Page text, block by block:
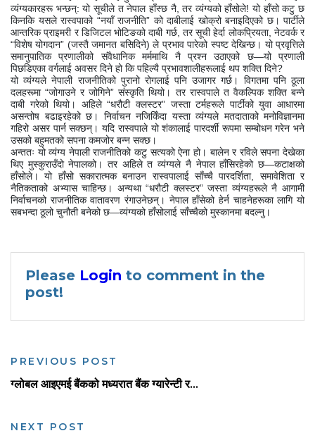
व्यंग्यकारहरू भन्छन्: यो सूचीले त नेपाल हाँस्छ नै, तर व्यंग्यको हाँसोले! यो हाँसो कटु छ
किनकि यसले रास्वपाको “नयाँ राजनीति” को दाबीलाई खोक्रो बनाइदिएको छ। पार्टीले
आन्तरिक प्राइमरी र डिजिटल भोटिङको दाबी गर्छ, तर सूची हेर्दा लोकप्रियता, नेटवर्क र
“विशेष योगदान” (जस्तै जमानत बसिदिने) ले प्रभाव पारेको स्पष्ट देखिन्छ। यो प्रवृत्तिले
समानुपातिक प्रणालीको संवैधानिक मर्ममाथि नै प्रश्न उठाएको छ—यो प्रणाली
पिछडिएका वर्गलाई अवसर दिने हो कि पहिल्यै प्रभावशालीहरूलाई थप शक्ति दिने?
यो व्यंग्यले नेपाली राजनीतिको पुरानो रोगलाई पनि उजागर गर्छ। विगतमा पनि ठूला
दलहरूमा “जोगाउने र जोगिने” संस्कृति थियो। तर रास्वपाले त वैकल्पिक शक्ति बन्ने
दाबी गरेको थियो। अहिले “धरौटी क्लस्टर” जस्ता टर्महरूले पार्टीको युवा आधारमा
असन्तोष बढाइरहेको छ। निर्वाचन नजिकिँदा यस्ता व्यंग्यले मतदाताको मनोविज्ञानमा
गहिरो असर पार्न सक्छन्। यदि रास्वपाले यो शंकालाई पारदर्शी रूपमा सम्बोधन गरेन भने
उसको बहुमतको सपना कमजोर बन्न सक्छ।
अन्ततः यो व्यंग्य नेपाली राजनीतिको कटु सत्यको ऐना हो। बालेन र रविले सपना देखेका
थिए मुस्कुराउँदो नेपालको। तर अहिले त व्यंग्यले नै नेपाल हाँसिरहेको छ—कटाक्षको
हाँसोले। यो हाँसो सकारात्मक बनाउन रास्वपालाई साँच्चै पारदर्शिता, समावेशिता र
नैतिकताको अभ्यास चाहिन्छ। अन्यथा “धरौटी क्लस्टर” जस्ता व्यंग्यहरूले नै आगामी
निर्वाचनको राजनीतिक वातावरण रंगाउनेछन्। नेपाल हाँसेको हेर्न चाहनेहरूका लागि यो
सबभन्दा ठूलो चुनौती बनेको छ—व्यंग्यको हाँसोलाई साँच्चैको मुस्कानमा बदल्नु।
Please Login to comment in the
post!
PREVIOUS POST
ग्लोबल आइएमई बैंकको मध्यरात बैंक ग्यारेन्टी र...
NEXT POST